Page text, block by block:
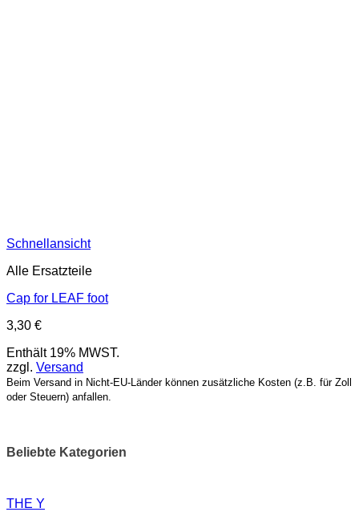
Schnellansicht
Alle Ersatzteile
Cap for LEAF foot
3,30 €
Enthält 19% MWST.
zzgl. Versand
Beim Versand in Nicht-EU-Länder können zusätzliche Kosten (z.B. für Zoll
oder Steuern) anfallen.
Beliebte Kategorien
THE Y